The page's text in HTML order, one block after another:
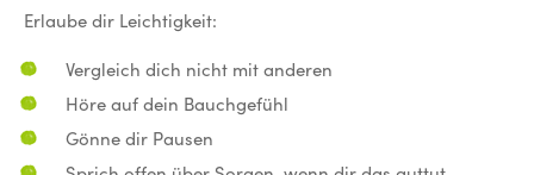
Erlaube dir Leichtigkeit:
Vergleich dich nicht mit anderen
Höre auf dein Bauchgefühl
Gönne dir Pausen